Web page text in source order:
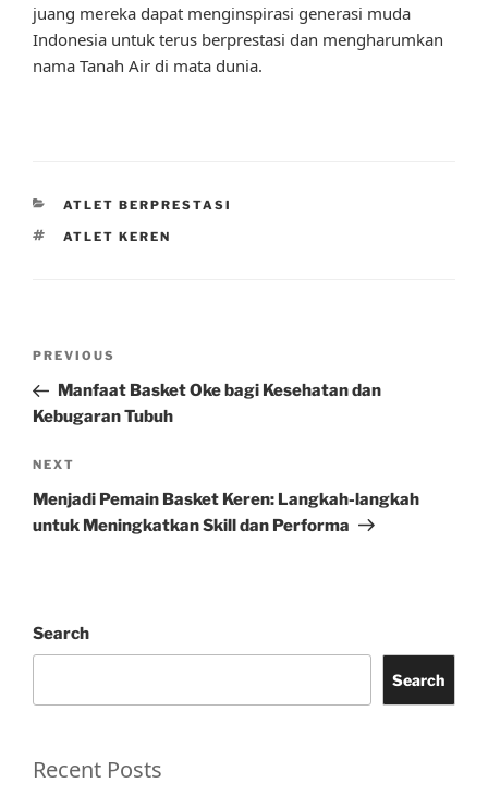
juang mereka dapat menginspirasi generasi muda
Indonesia untuk terus berprestasi dan mengharumkan
nama Tanah Air di mata dunia.
CATEGORIES
ATLET BERPRESTASI
TAGS
ATLET KEREN
Previous
Post
PREVIOUS
Manfaat Basket Oke bagi Kesehatan dan
Kebugaran Tubuh
Next
Post
NEXT
Menjadi Pemain Basket Keren: Langkah-langkah
untuk Meningkatkan Skill dan Performa
Search
Search
Recent Posts